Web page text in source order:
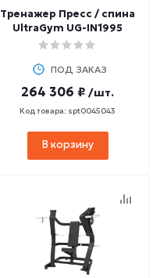
Тренажер Пресс / спина
UltraGym UG-IN1995
ПОД ЗАКАЗ
264 306 ₽ /шт.
Код товара: spt0045043
В корзину